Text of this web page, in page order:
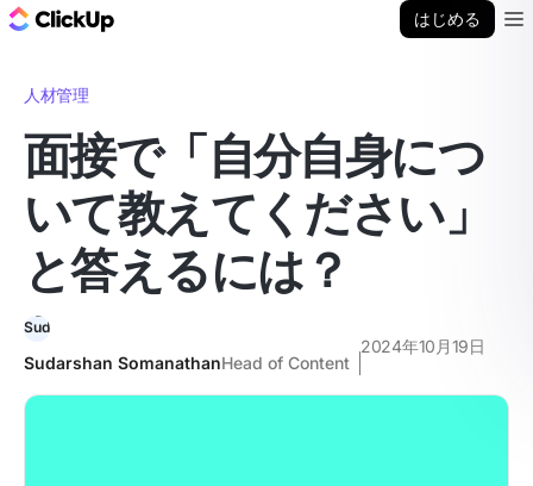
はじめる
人材管理
面接で「自分自身につ
いて教えてください」
と答えるには？
Sudarshan SomanathanHead of Content
2024年10月19日